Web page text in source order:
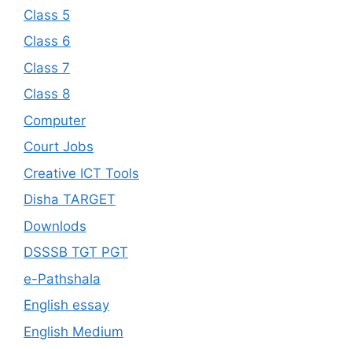
Class 5
Class 6
Class 7
Class 8
Computer
Court Jobs
Creative ICT Tools
Disha TARGET
Downlods
DSSSB TGT PGT
e-Pathshala
English essay
English Medium